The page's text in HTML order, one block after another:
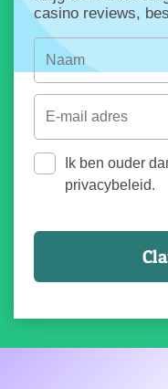
casino reviews,
Ik ben ouder
privacybeleid.